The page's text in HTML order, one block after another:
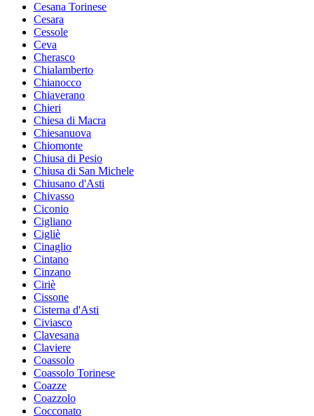
Cesana Torinese
Cesara
Cessole
Ceva
Cherasco
Chialamberto
Chianocco
Chiaverano
Chieri
Chiesa di Macra
Chiesanuova
Chiomonte
Chiusa di Pesio
Chiusa di San Michele
Chiusano d'Asti
Chivasso
Ciconio
Cigliano
Cigliè
Cinaglio
Cintano
Cinzano
Ciriè
Cissone
Cisterna d'Asti
Civiasco
Clavesana
Claviere
Coassolo
Coassolo Torinese
Coazze
Coazzolo
Cocconato